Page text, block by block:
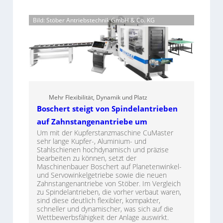
Bild: Stöber Antriebstechnik GmbH & Co. KG
Mehr Flexibilität, Dynamik und Platz
Boschert steigt von Spindelantrieben
auf Zahnstangenantriebe um
Um mit der Kupferstanzmaschine CuMaster
sehr lange Kupfer-, Aluminium- und
Stahlschienen hochdynamisch und präzise
bearbeiten zu können, setzt der
Maschinenbauer Boschert auf Planetenwinkel-
und Servowinkelgetriebe sowie die neuen
Zahnstangenantriebe von Stöber. Im Vergleich
zu Spindelantrieben, die vorher verbaut waren,
sind diese deutlich flexibler, kompakter,
schneller und dynamischer, was sich auf die
Wettbewerbsfähigkeit der Anlage auswirkt.